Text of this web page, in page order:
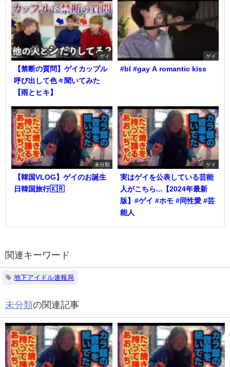
ゲイ
【禁断の質問】ゲイカップル
呼び出して色々聞いてみた
【雨とヒキ】
ゲイ
#bl #gay A romantic kiss
未分類
【韓国VLOG】ゲイのお誕生
日韓国旅行🇰🇷
ゲイ
実はゲイを公表している芸能
人がこちら...【2024年最新
版】#ゲイ #ホモ #同性愛 #芸
能人
関連キーワード
地下アイドル速報局
未分類の関連記事